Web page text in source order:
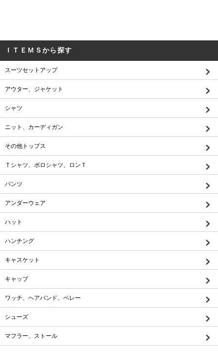
ＩＴＥＭＳから探す
スーツセットアップ
アウター、ジャケット
シャツ
ニット、カーディガン
その他トップス
Ｔシャツ、ポロシャツ、ロンＴ
パンツ
アンダーウェア
ハット
ハンチング
キャスケット
キャップ
ワッチ、ヘアバンド、ベレー
シューズ
マフラー、ストール